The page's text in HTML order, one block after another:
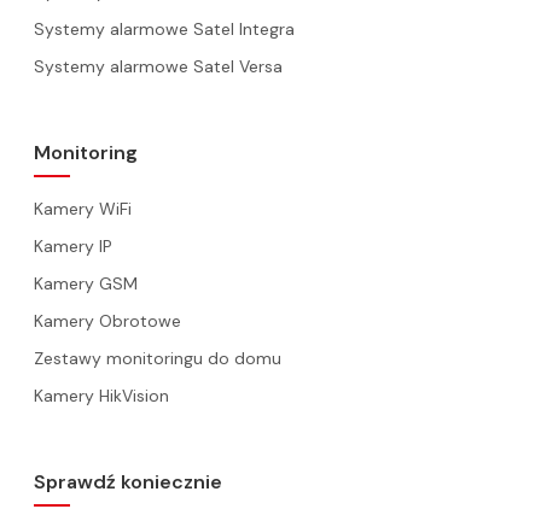
Systemy alarmowe Satel Integra
Systemy alarmowe Satel Versa
Monitoring
Kamery WiFi
Kamery IP
Kamery GSM
Kamery Obrotowe
Zestawy monitoringu do domu
Kamery HikVision
Sprawdź koniecznie